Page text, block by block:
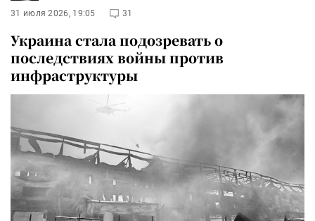
31 июля 2026, 19:05 31
Украина стала подозревать о
последствиях войны против
инфраструктуры